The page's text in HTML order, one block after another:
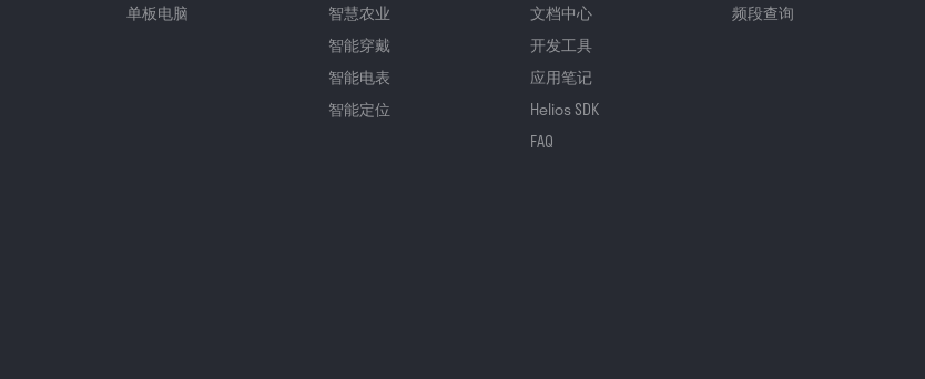
单板电脑
智慧农业
智能穿戴
智能电表
智能定位
文档中心
开发工具
应用笔记
Helios SDK
FAQ
频段查询